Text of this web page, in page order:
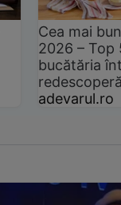
Cea mai
2026 –
bucătăria
adevarul.ro